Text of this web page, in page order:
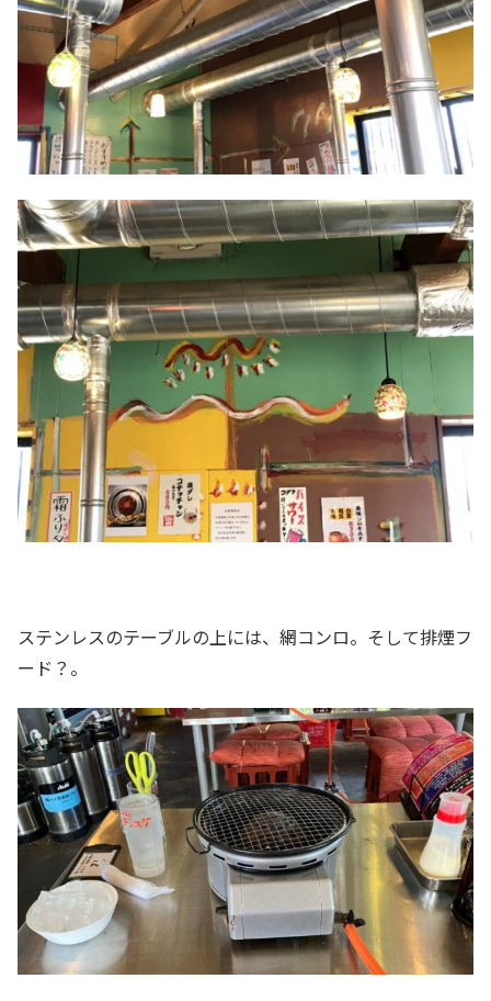
ステンレスのテーブルの上には、網コンロ。そして排煙フ
ード？。